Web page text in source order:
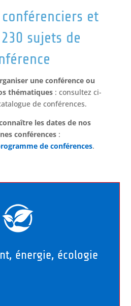
et
sujets de
une conférence ou
thématiques: consultez ci-
de conférences.
les dates de nos
conférences :
de conférences.
énergie, écologie